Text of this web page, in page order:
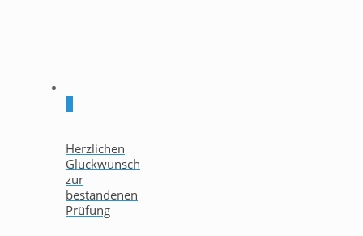
Herzlichen
Glückwunsch
zur
bestandenen
Prüfung